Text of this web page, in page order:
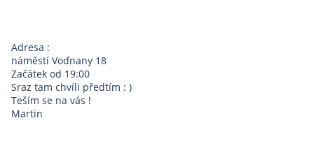
Adresa :
náměstí Voďnany 18
Začátek od 19:00
Sraz tam chvíli předtím : )
Teším se na vás !
Martin